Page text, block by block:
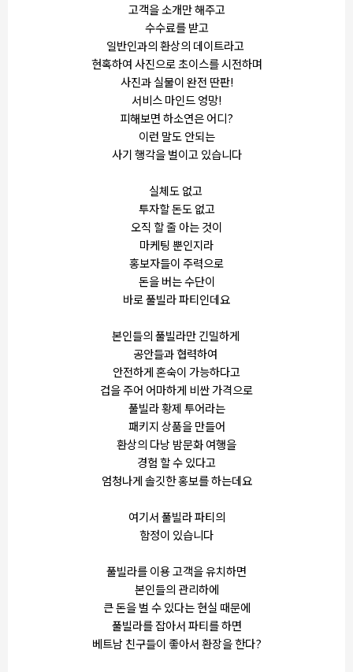
고객을 소개만 해주고
수수료를 받고
일반인과의 환상의 데이트라고
현혹하여 사진으로 초이스를 시전하며
사진과 실물이 완전 딴판!
서비스 마인드 엉망!
피해보면 하소연은 어디?
이런 말도 안되는
사기 행각을 벌이고 있습니다
실체도 없고
투자할 돈도 없고
오직 할 줄 아는 것이
마케팅 뿐인지라
홍보자들이 주력으로
돈을 버는 수단이
바로 풀빌라 파티인데요
본인들의 풀빌라만 긴밀하게
공안들과 협력하여
안전하게 혼숙이 가능하다고
겁을 주어 어마하게 비싼 가격으로
풀빌라 황제 투어라는
패키지 상품을 만들어
환상의 다낭 밤문화 여행을
경험 할 수 있다고
엄청나게 솔깃한 홍보를 하는데요
여기서 풀빌라 파티의
함정이 있습니다
풀빌라를 이용 고객을 유치하면
본인들의 관리하에
큰 돈을 벌 수 있다는 현실 때문에
풀빌라를 잡아서 파티를 하면
베트남 친구들이 좋아서 환장을 한다?